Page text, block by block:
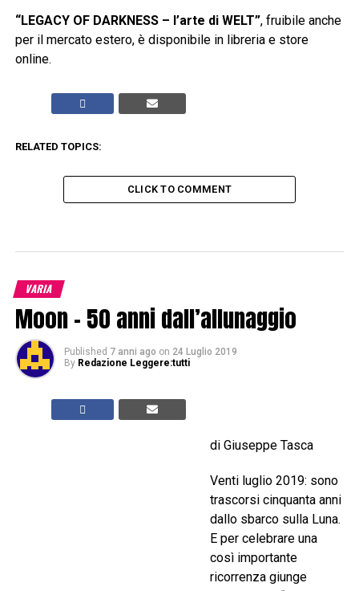
“LEGACY OF DARKNESS – l’arte di WELT”, fruibile anche
per il mercato estero, è disponibile in libreria e store
online.
RELATED TOPICS:
CLICK TO COMMENT
VARIA
Moon – 50 anni dall’allunaggio
Published 7 anni ago on 24 Luglio 2019
By Redazione Leggere:tutti
di Giuseppe Tasca
Venti luglio 2019: sono
trascorsi cinquanta anni
dallo sbarco sulla Luna.
E per celebrare una
così importante
ricorrenza giunge